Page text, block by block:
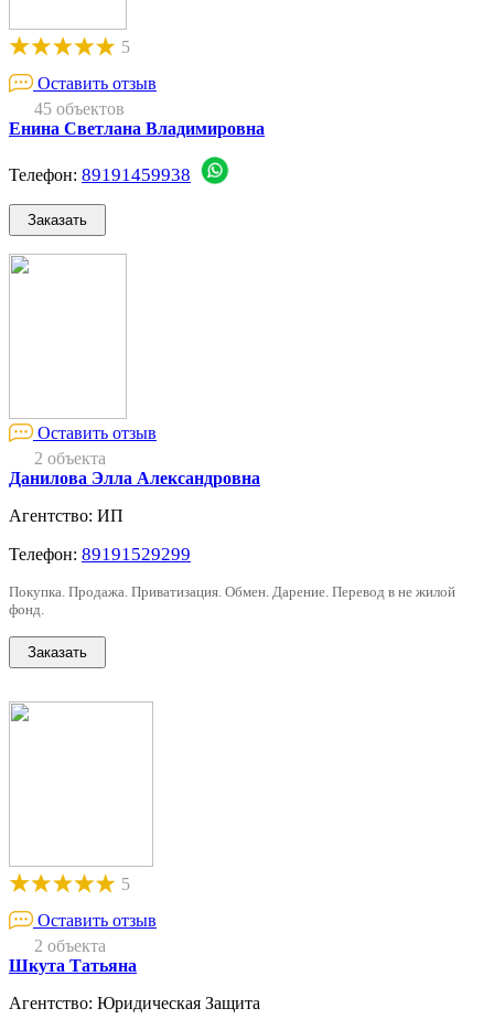
5
Оставить отзыв
45 объектов
Енина Светлана Владимировна
Телефон: 89191459938
Оставить отзыв
2 объекта
Данилова Элла Александровна
Агентство: ИП
Телефон: 89191529299
Покупка. Продажа. Приватизация. Обмен. Дарение. Перевод в не жилой
фонд.
5
Оставить отзыв
2 объекта
Шкута Татьяна
Агентство: Юридическая Защита